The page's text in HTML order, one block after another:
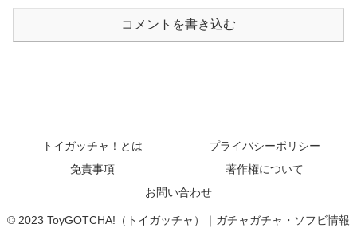
コメントを書き込む
トイガッチャ！とは
プライバシーポリシー
免責事項
著作権について
お問い合わせ
© 2023 ToyGOTCHA!（トイガッチャ）｜ガチャガチャ・ソフビ情報